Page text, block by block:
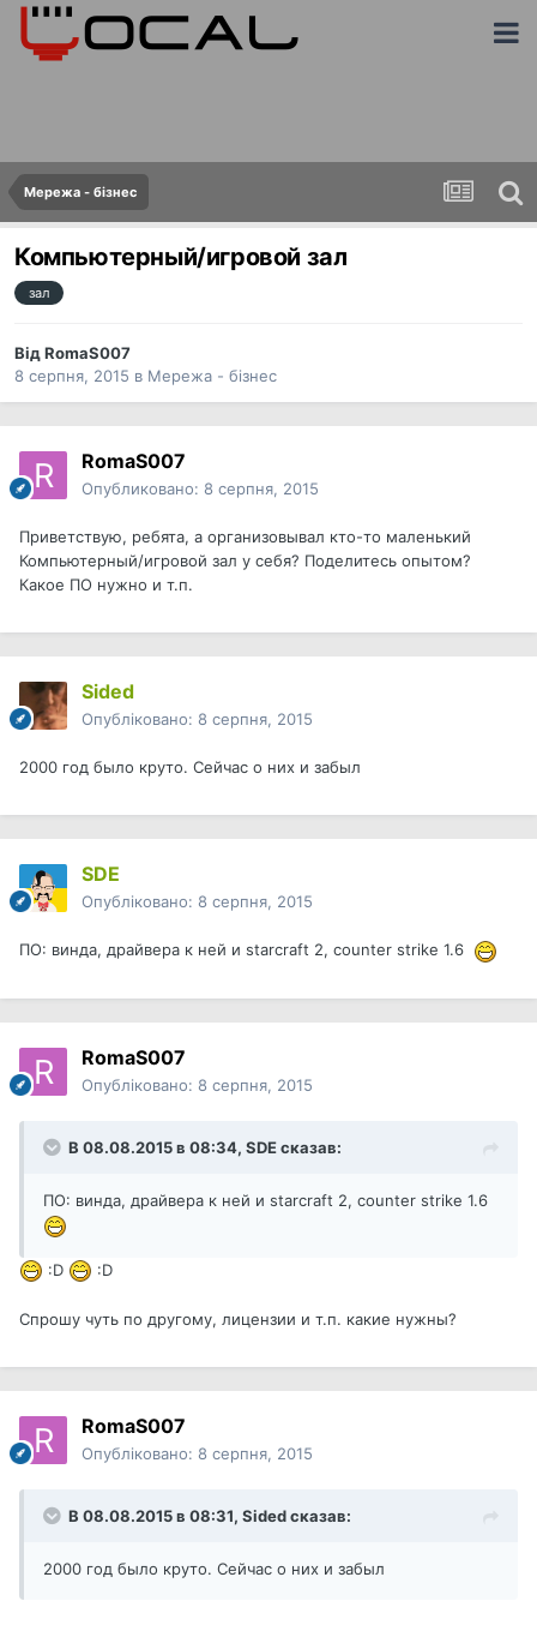
Мережа - бізнес
Компьютерный/игровой зал
зал
ВідRomaS007
8 серпня, 2015 в Мережа - бізнес
RomaS007
Опубликовано: 8 серпня, 2015
Приветствую, ребята, а организовывал кто-то маленький
Компьютерный/игровой зал у себя? Поделитесь опытом?
Какое ПО нужно и т.п.
Sided
Опубліковано: 8 серпня, 2015
2000 год было круто. Сейчас о них и забыл
SDE
Опубліковано: 8 серпня, 2015
ПО: винда, драйвера к ней и starcraft 2, counter strike 1.6
RomaS007
Опубліковано: 8 серпня, 2015
В 08.08.2015 в 08:34, SDE сказав:
ПО: винда, драйвера к ней и starcraft 2, counter strike 1.6
:D :D
Спрошу чуть по другому, лицензии и т.п. какие нужны?
RomaS007
Опубліковано: 8 серпня, 2015
В 08.08.2015 в 08:31, Sided сказав:
2000 год было круто. Сейчас о них и забыл